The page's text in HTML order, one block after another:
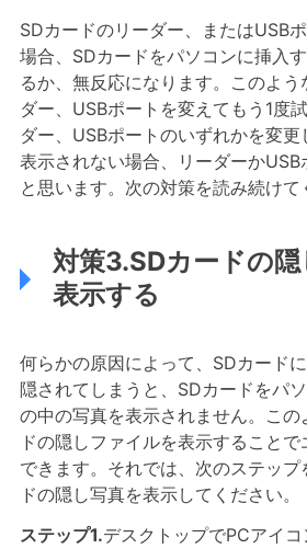
SDカードのリーダー、またはUSB
場合、SDカードをパソコンに挿入
るか、無反応になります。このよ
ダー、USBポートを変えてもう1度
ダー、USBポートのいずれかを変
表示されない場合、リーダーか
と思います。次の対策を読み続けて
対策3.SDカードの
表示する
何らかの原因によって、SDカード
隠されてしまうと、SDカードをパ
の中の写真を表示されません。この
ドの隠しファイルを表示すること
できます。それでは、次のステッ
ドの隠し写真を表示してください。
ステップ1.デスクトップでPCアイ